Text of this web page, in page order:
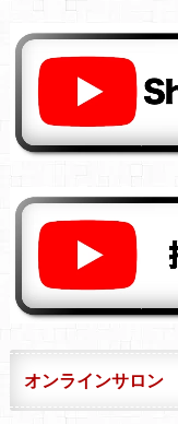
オンラインサロン